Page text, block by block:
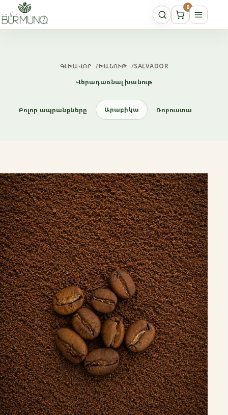
0
ԳԼԽԱՎՈՐ /ԽԱՆՈՒԹ /SALVADOR
Վերադառնալ խանութ
Բոլոր ապրանքները Արաբիկա Ռոբուստա